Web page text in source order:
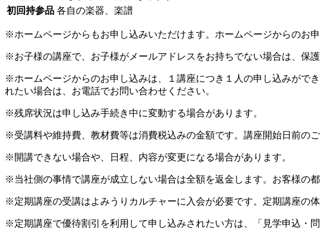
初回持参品 各自の楽器、楽譜
※ホームページからもお申し込みいただけます。ホームページからのお
※お子様の講座で、お子様がメールアドレスをお持ちでない場合は、保
※ホームページからのお申し込みは、１講座につき１人の申し込みがで
れたい場合は、お電話でお問い合わせください。
※残席状況は申し込み手続き中に変動する場合があります。
※受講料や維持費、教材費等は消費税込みの金額です。講座開始日前のご
※開講できない場合や、日程、内容が変更になる場合があります。
※当社側の事情で講座が成立しない場合は全額を返金します。お客様の
※定期講座の受講はよみうりカルチャーに入会が必要です。定期講座の
※定期講座で優待割引を利用して申し込みされたい方は、「見学申込・